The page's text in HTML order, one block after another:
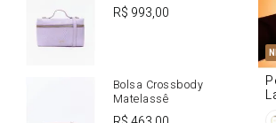
R$ 993,00
Bolsa Crossbody
Matelassê